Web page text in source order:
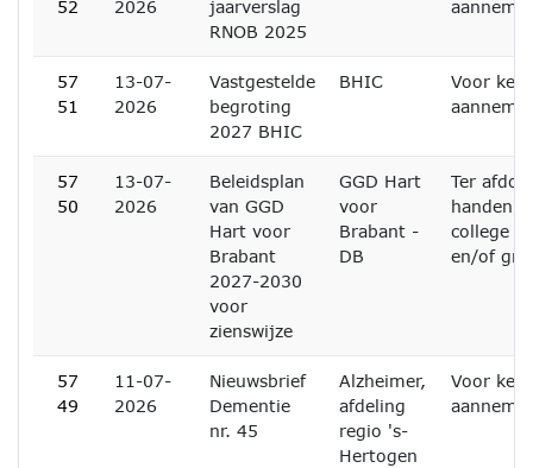
52
2026
jaarverslag
RNOB 2025
57
51
13-07-
2026
Vastgestelde
begroting
2027 BHIC
BHIC
Voor
57
50
13-07-
2026
Beleidsplan
van GGD
Hart voor
Brabant
2027-2030
voor
zienswijze
GGD Hart
voor
Brabant -
DB
Ter
handen
college
en/of
57
49
11-07-
2026
Nieuwsbrief
Dementie
nr. 45
Alzheimer,
afdeling
regio 's-
Hertogen
Voor